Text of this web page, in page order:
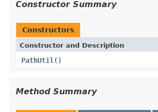
Constructor Summary
Constructors
Constructor and Description
PathUtil ()
Method Summary